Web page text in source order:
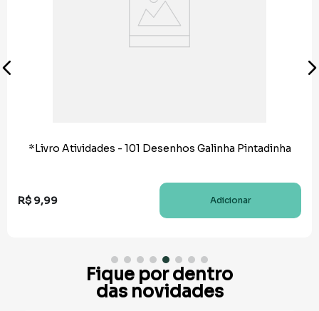
*Livro Atividades - 101 Desenhos Galinha Pintadinha
R$ 9,99 Adicionar
Fique por dentro
das novidades